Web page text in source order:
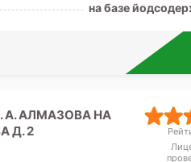
на базе
А. АЛМАЗОВА НА
Д. 2